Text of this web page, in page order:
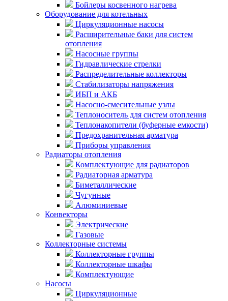
Бойлеры косвенного нагрева
Оборудование для котельных
Циркуляционные насосы
Расширительные баки для систем
отопления
Насосные группы
Гидравлические стрелки
Распределительные коллекторы
Стабилизаторы напряжения
ИБП и АКБ
Насосно-смесительные узлы
Теплоноситель для систем отопления
Теплонакопители (буферные емкости)
Предохранительная арматура
Приборы управления
Радиаторы отопления
Комплектующие для радиаторов
Радиаторная арматура
Биметаллические
Чугунные
Алюминиевые
Конвекторы
Электрические
Газовые
Коллекторные системы
Коллекторные группы
Коллекторные шкафы
Комплектующие
Насосы
Циркуляционные